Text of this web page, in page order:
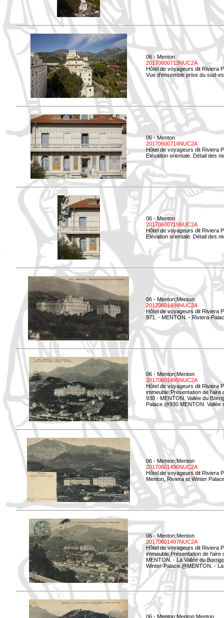
06 - Menton
20170600713NUC2A
Hôtel de voyageurs dit Riviera
Vue d'ensemble prise du sud-
06 - Menton
20170600714NUC2A
Hôtel de voyageurs dit Riviera
Elévation orientale. Détail des
06 - Menton
20170600715NUC2A
Hôtel de voyageurs dit Riviera
Elévation orientale. Détail des
06 - Menton;Menton
20170601494NUC2A
Hôtel de voyageurs dit Riviera
971. - MENTON. - Riviera-
06 - Menton;Menton
20170601495NUC2A
Hôtel de voyageurs dit Riviera
immeuble;Présentation de l'aire
930 - MENTON. Vallée du
Palace.@930 MENTON.
06 - Menton;Menton
20170601496NUC2A
Hôtel de voyageurs dit Riviera
Menton, Riviera et Winter
06 - Menton;Menton
20170601497NUC2A
Hôtel de voyageurs dit Riviera
immeuble;Présentation de l'aire
MENTON. - La Vallée du
Winter-Palace.@MENTON. -
06 - Menton;Menton;Menton